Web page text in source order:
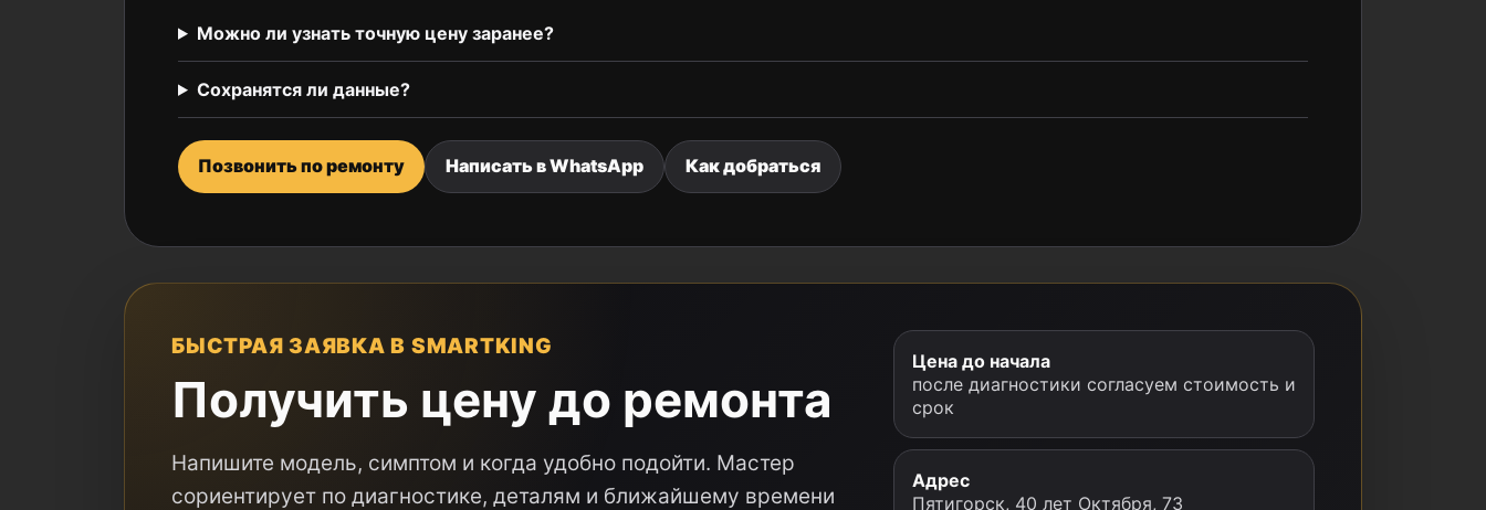
Можно ли узнать точную цену заранее?
Сохранятся ли данные?
Позвонить по ремонту Написать в WhatsApp Как добраться
БЫСТРАЯ ЗАЯВКА В SMARTKING
Получить цену до ремонта
Напишите модель, симптом и когда удобно подойти. Мастер
сориентирует по диагностике, деталям и ближайшему времени
Цена до начала
после диагностики согласуем стоимость и
срок
Адрес
Пятигорск, 40 лет Октября, 73